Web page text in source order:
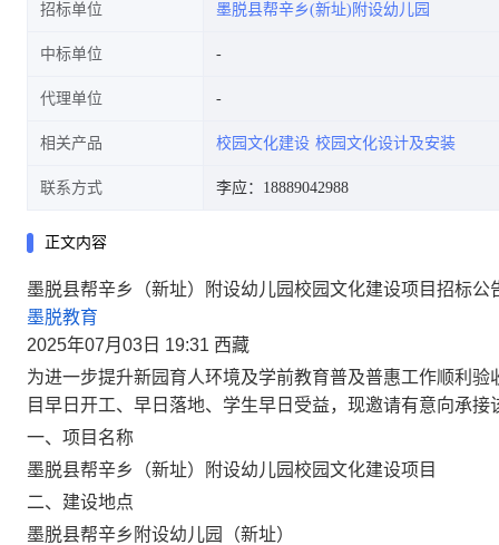
招标单位 墨脱县帮辛乡(新址)附设幼儿园
中标单位
代理单位
相关产品 校园文化建设 校园文化设计及安装
联系方式 李应：18889042988
正文内容
墨脱县帮辛乡（新址）附设幼儿园校园文化建设项目招标公
墨脱教育
2025年07月03日 19:31 西藏
为进一步提升新园育人环境及学前教育普及普惠工作顺利
目早日开工、早日落地、学生早日受益，现邀请有意向承接
一、项目名称
墨脱县帮辛乡（新址）附设幼儿园校园文化建设项目
二、建设地点
墨脱县帮辛乡附设幼儿园（新址）